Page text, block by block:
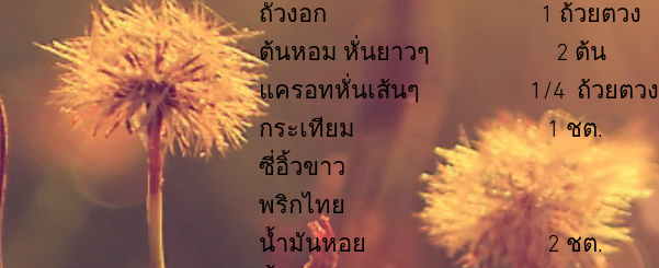
ถั่วงอก 1 ถ้วยตวง
ต้นหอม หั่นยาวๆ 2 ต้น
แครอทหั่นเส้นๆ 1/4 ถ้วยตวง
กระเทียม 1 ชต.
ซี่อิ้วขาว
พริกไทย
น้ำมันหอย 2 ชต.